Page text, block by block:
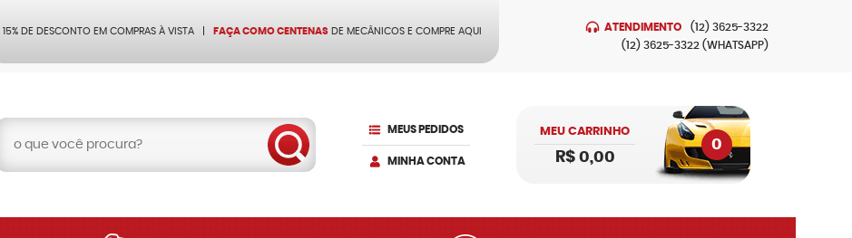
15% DE DESCONTO EM COMPRAS À VISTA FAÇA COMO CENTENAS DE MECÂNICOS E COMPRE AQUI ATENDIMENTO (12) 3625-3322
(12) 3625-3322 (WHATSAPP)
MEUS PEDIDOS
MINHA CONTA
MEU CARRINHO
0
R$ 0,00